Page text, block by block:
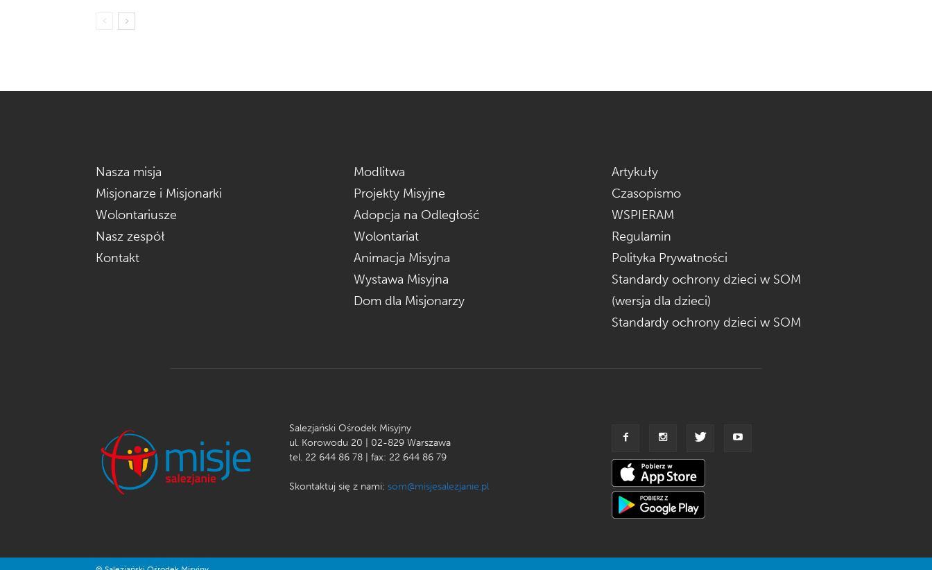
Nasza misja
Misjonarze i Misjonarki
Wolontariusze
Nasz zespół
Kontakt
Modlitwa
Projekty Misyjne
Adopcja na Odległość
Wolontariat
Animacja Misyjna
Wystawa Misyjna
Dom dla Misjonarzy
Artykuły
Czasopismo
WSPIERAM
Regulamin
Polityka Prywatności
Standardy ochrony dzieci w SOM
(wersja dla dzieci)
Standardy ochrony dzieci w SOM
Salezjański Ośrodek Misyjny
ul. Korowodu 20 | 02-829 Warszawa
tel. 22 644 86 78 | fax: 22 644 86 79
Skontaktuj się z nami: som@misjesalezjanie.pl